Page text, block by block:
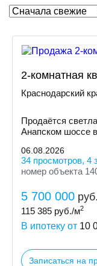
2-комнатная
Краснодарский
Продаётся
Анапском шоссе
06.08.2026
34 просмотров, 4
номер объекта
5 700 000 руб.
115 385 руб./м2
В ипотеку от 10
Записаться на